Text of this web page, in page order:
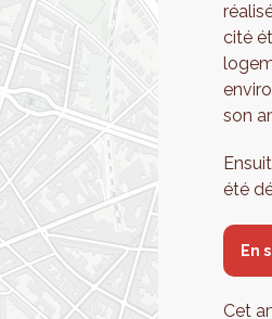
cité
son
été
En
Cet